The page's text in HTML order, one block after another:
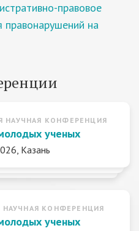
правовое
правонарушений на
НАУЧНАЯ КОНФЕРЕНЦИЯ
ученых
Казань
НАУЧНАЯ КОНФЕРЕНЦИЯ
ученых